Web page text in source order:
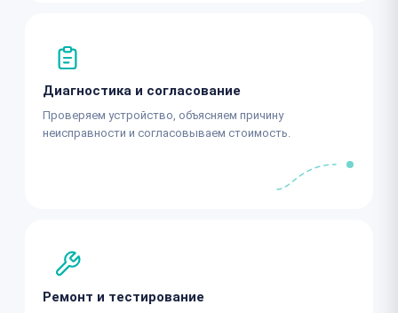
Диагностика и согласование
Проверяем устройство, объясняем причину
неисправности и согласовываем стоимость.
Ремонт и тестирование